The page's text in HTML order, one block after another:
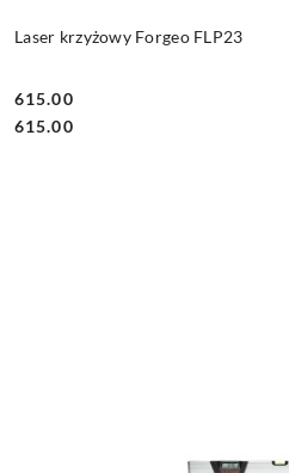
Laser krzyżowy Forgeo FLP23
Cena:
615.00
Cena:
615.00